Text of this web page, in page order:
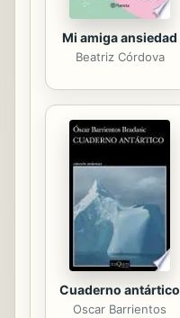
Mi amiga ansiedad
Beatriz Córdova
Cuaderno antártico
Oscar Barrientos